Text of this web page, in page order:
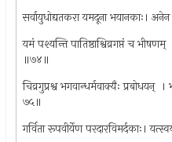
सर्वायुधोद्यतकरा यमदूना भयानकाः।
यमं पश्यन्ति पातिष्ठाश्विव्रगप्तं च
॥७४॥
चिव्रगुप्रश्व भगवान्धर्मवाक्यैः प्रबोधयन्
७५॥
गर्विता रूपवीर्येण परदारविमर्दकाः।